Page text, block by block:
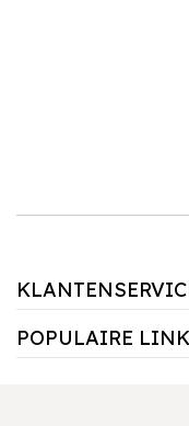
jeansof een sportieverok
POPULAIRE